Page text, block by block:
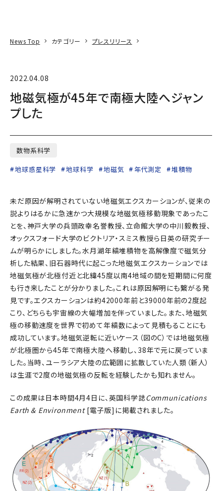
News Top カテゴリー プレスリリース
2022.04.08
地磁気極が45年で南極大陸へジャン
プした
数物系科学
地球惑星科学
地球科学 地磁気 年代測定 堆積物
未だ原因が解明されていない地磁気エクスカーションが、従来の
説よりはるかに急速かつ大規模な地磁気極移動現象であったこ
とを、神戸大学の兵頭政幸名誉教授、立命館大学の中川毅教授、
オックスフォード大学のビクトリア・スミス教授ら日英の研究チー
ムが明らかにしました。水月湖年縞堆積物を高解像度で磁気分
析した結果、旧石器時代に起こった地磁気エクスカーションでは
地磁気極が北極付近と北緯45度以南4地域の間を短期間に何度
も行き来したことが分かりました。これは原因解明にも繋がる発
見です。エクスカーションは約42000年前と39000年前の2度起
こり、どちらも宇宙線の大幅増加を伴っていました。また、地磁気
極の移動速度を世界で初めて年縞数によって見積もることにも
成功しています。地磁気逆転に近いケース（図のC）では地磁気極
が北極圏から45年で南極大陸へ移動し、38年で元に戻っていま
した。当時、ユーラシア大陸の広範囲に拡散していた人類（新人）
は生涯で2度の地磁気極の反転を経験したかも知れません。
この成果は日本時間4月4日に、英国科学誌Communications
Earth & Environment[電子版]に掲載されました。